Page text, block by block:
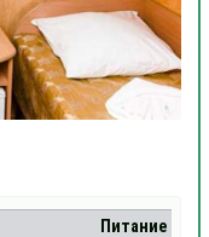
Питание